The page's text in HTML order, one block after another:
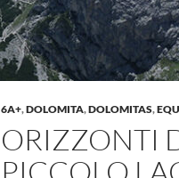
6A+,DOLOMITA,DOLOMITAS,
ORIZZONTI